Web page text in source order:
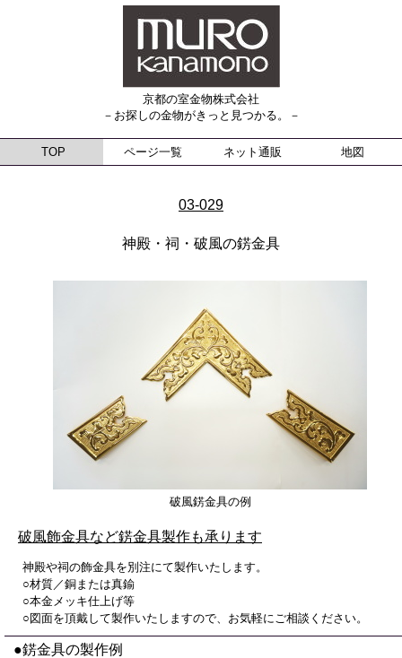
京都の室金物株式会社
－お探しの金物がきっと見つかる。－
TOP ページ一覧 ネット通販 地図
03-029
神殿・祠・破風の錺金具
破風錺金具の例
破風飾金具など錺金具製作も承ります
神殿や祠の飾金具を別注にて製作いたします。
○材質／銅または真鍮
○本金メッキ仕上げ等
○図面を頂戴して製作いたしますので、お気軽にご相談ください。
●錺金具の製作例